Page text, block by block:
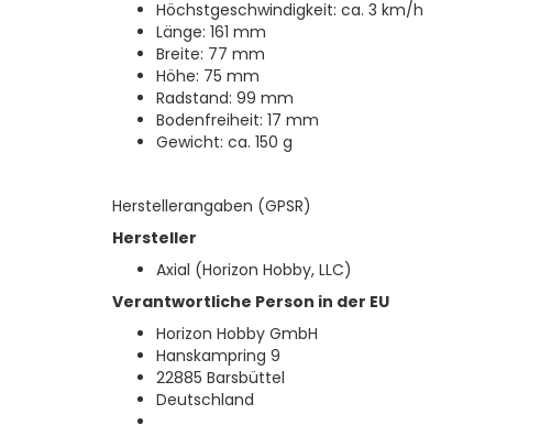
Höchstgeschwindigkeit: ca. 3 km/h
Länge: 161 mm
Breite: 77 mm
Höhe: 75 mm
Radstand: 99 mm
Bodenfreiheit: 17 mm
Gewicht: ca. 150 g
Herstellerangaben (GPSR)
Hersteller
Axial (Horizon Hobby, LLC)
Verantwortliche Person in der EU
Horizon Hobby GmbH
Hanskampring 9
22885 Barsbüttel
Deutschland